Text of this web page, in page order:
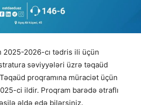
2025-2026-cı tədris ili üçün
səviyyələri üzrə təqaüd
proqramına müraciət üçün
ci ildir. Proqram barədə ətraflı
əldə edə bilərsiniz.